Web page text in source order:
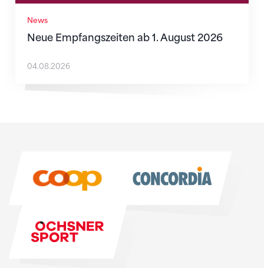
News
Neue Empfangszeiten ab 1. August 2026
04.08.2026